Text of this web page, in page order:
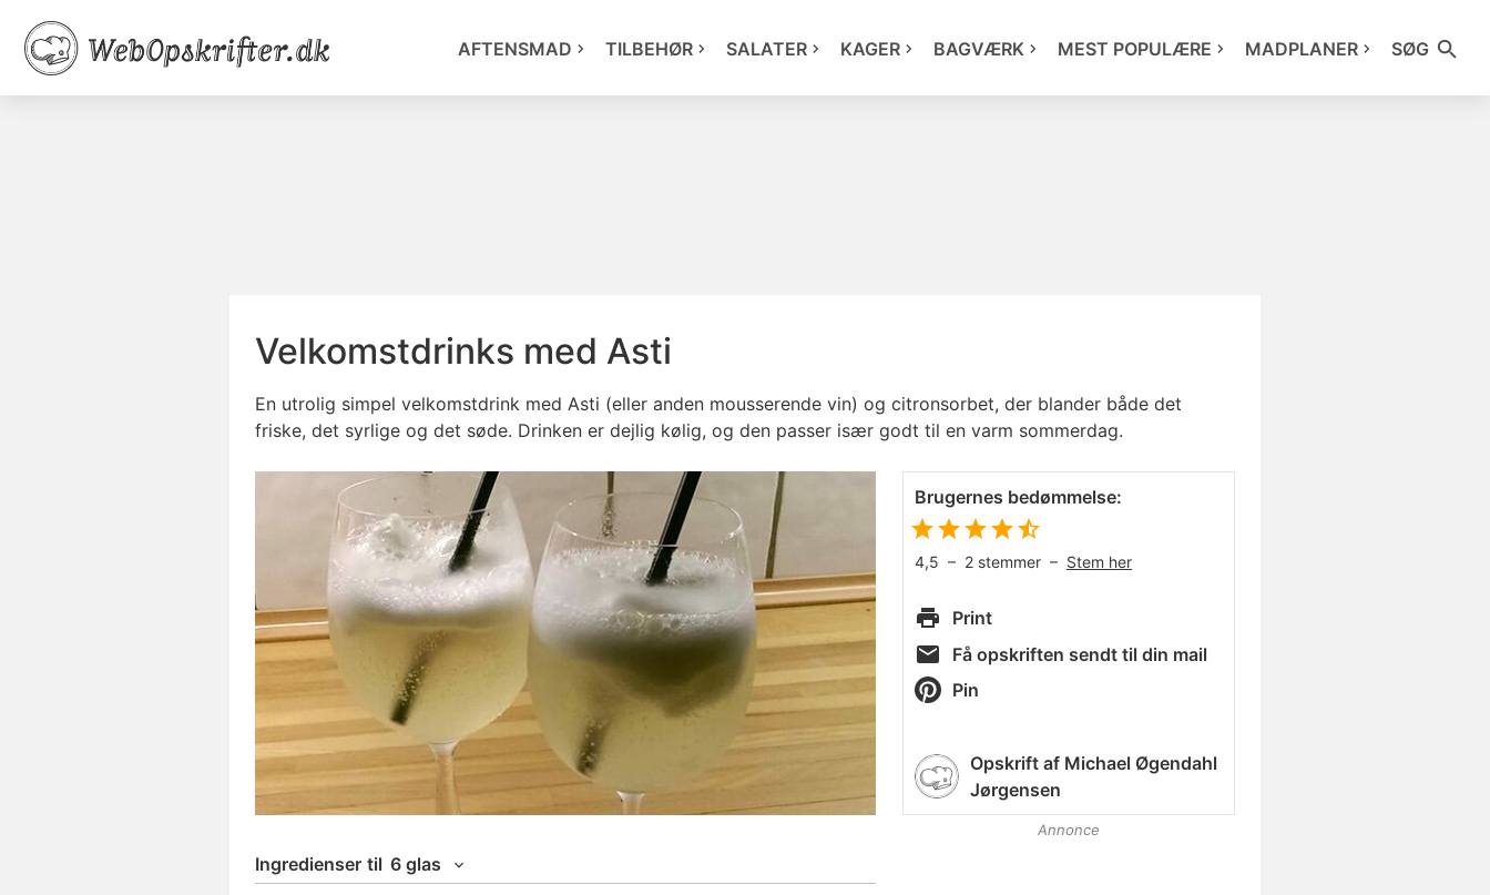
AFTENSMAD TILBEHØR SALATER KAGER BAGVÆRK MEST POPULÆRE MADPLANER SØG
Velkomstdrinks med Asti
En utrolig simpel velkomstdrink med Asti (eller anden mousserende vin) og citronsorbet, der blander både det
friske, det syrlige og det søde. Drinken er dejlig kølig, og den passer især godt til en varm sommerdag.
Ingredienser til 6 glas
Brugernes bedømmelse:
4,5 – 2 stemmer – Stem her
Print
Få opskriften sendt til din mail
Pin
Opskrift af Michael Øgendahl
Jørgensen
Annonce